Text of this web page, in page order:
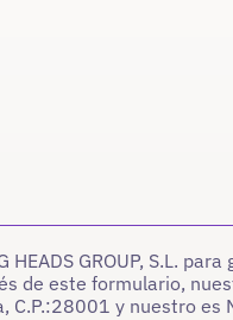
GROUP, S.L.
de este formulario,
C.P.:28001 y nuestro